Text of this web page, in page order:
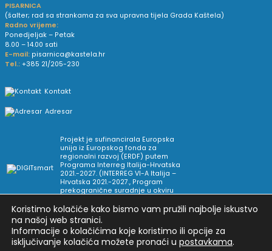
PISARNICA
(šalter; rad sa strankama za sva upravna tijela Grada Kaštela)
Radno vrijeme:
Ponedjeljak – Petak
8.00 – 14.00 sati
E-mail: pisarnica@kastela.hr
Tel.: +385 21/205-230
Kontakt
Adresar
Projekt je sufinancirala Europska
unija iz Europskog fonda za
regionalni razvoj (ERDF) putem
Programa Interreg Italija-Hrvatska
2021.-2027. (INTERREG VI-A Italija –
Hrvatska 2021.-2027., Program
prekogranične suradnje u okviru
Arhiva novosti Uvjeti korištenja Impressum
Koristimo kolačiće kako bismo vam pružili najbolje iskustvo
na našoj web stranici.
Informacije o kolačićima koje koristimo ili opcije za
isključivanje kolačića možete pronaći u postavkama.